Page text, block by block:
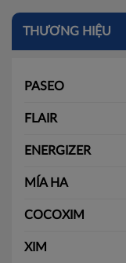
THƯƠNG HIỆU
PASEO
FLAIR
ENERGIZER
MÍA HA
COCOXIM
XIM